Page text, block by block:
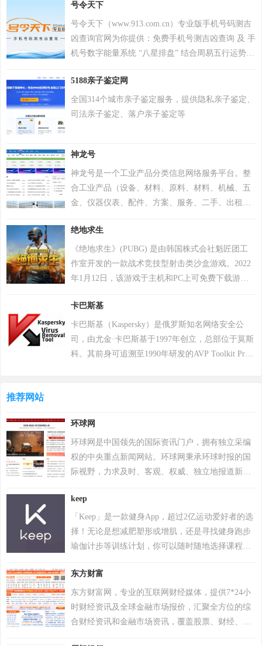
号令天下
号令天下（www.913.com.cn）专业版手机号码测吉
凶查询官网为你提供：免费手机号测吉凶查询 及 手
机号数字能量系统 “八星排盘” 结合周易五行运势来
下官网手机号码测吉凶查询系统，专业最新版、超
准，靠谱！
5188亲子鉴定网
全国314个城市亲子鉴定服务，提供隐私亲子鉴定、
司法亲子鉴定、落户亲子鉴定等
神龙号
神龙号是一个工业产品分类信息网络服务平台。整
合工业产品（设备、材料、原料、材料、机械、五
金、仪器仪表、配件、方案、服务、二手、出租
品信息。同时设有产品排行 榜单、产品品牌、品牌
排行、行业专区、产品品类专区等栏目，帮助中小
企业、厂商通过网络营销的方式宣传企业产品或服
务，获得更多商机。
绝地求生
《绝地求生》(PUBG) 是由韩国株式会社魁匠团工
作室开发的一款战术竞技型射击类沙盒游戏。2022
年1月12日，该游戏于主机和PC上可免费下载游
资源，并在不断缩小的安全区域内对抗其他玩家，
让自己生存到最后 。 游戏《绝地求生》除获得G-
STAR最高奖项总统奖以及其他五项大奖，且打破了
7项吉尼斯纪录。 2018年8月9日，《绝地求生》官
求生》将于12月8日登陆 Epic 游戏商城。自2024年1
月1日起，《绝地求生》不再支持所有使用Windows
7、Windows 8和Windows 8.1操作系统的PC平台。
2024年2月26日，PCL 赛事官方宣布，《PUBG》
年12月，入选Steam2025年热门游戏榜单年度热门游
戏榜、年度畅销榜。
卡巴斯基
卡巴斯基（Kaspersky）是俄罗斯知名网络安全公
司，由尤金·卡巴斯基于1997年创立，总部位于莫斯
科。其前身可追溯至1990年研发的AVP Toolkit Pro
个人防护、企业安全及工业控制系统，2017年推出
自主研发的安全操作系统，2022年“安全远程工作空
间”获世界互联网领先科技成果。因地缘政治影响，
2017年起被美国政府禁用，2024年6月遭全面封禁后
景，2019年品牌升级后聚焦全球化战略，在中国等
重点市场保持合作，曾中标中央政府采购项目并获
2023年世界互联网大会科技奖。
推荐网站
环球网
环球网是中国领先的国际资讯门户，拥有独立采编
权的中央重点新闻网站。环球网秉承环球时报的国
际视野，力求及时、客观、权威、独立地报道新
的中国互联网用户提供与国际生活相关的资讯服
务、互动社区。未来会致力于打造全球化在线生活
平台，成为中国与国际之间沟通与交流的桥梁。
keep
「Keep」是一款健身App，超过2亿运动爱好者的选
择！无论是想减肥塑形或增肌，还是寻找健身跑步
瑜伽计步等训练计划，你可以随时随地选择课程进
在这里健身打卡，结识志同道合的运动好友，让运
动不再是孤单的坚持！
东方财富
东方财富网，专业的互联网财经媒体，提供7*24小
时财经资讯及全球金融市场报价，汇聚全方位的综
合财经资讯和金融市场资讯，覆盖股票、财经、证